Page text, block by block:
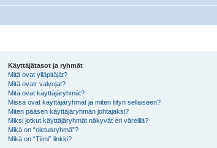
Käyttäjätasot ja ryhmät
Mitä ovat ylläpitäjät?
Mitä ovatr valvojat?
Mitä ovat käyttäjäryhmät?
Missä ovat käyttäjäryhmät ja miten liityn sellaiseen?
Miten pääsen käyttäjäryhmän johtajaksi?
Miksi jotkut käyttäjäryhmät näkyvät eri väreillä?
Mikä on “oletusryhmä”?
Mikä on “Tiimi” linkki?